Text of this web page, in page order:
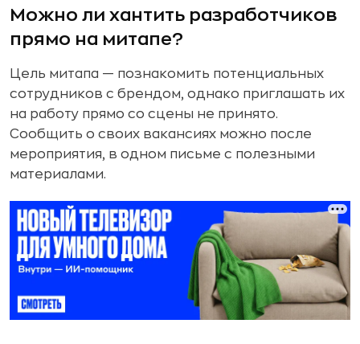
Можно ли хантить разработчиков
прямо на митапе?
Цель митапа — познакомить потенциальных
сотрудников с брендом, однако приглашать их
на работу прямо со сцены не принято.
Сообщить о своих вакансиях можно после
мероприятия, в одном письме с полезными
материалами.